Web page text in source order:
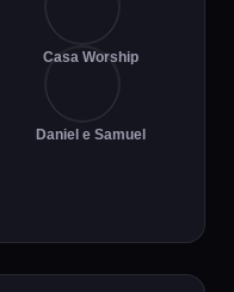
Casa Worship
Daniel e Samuel